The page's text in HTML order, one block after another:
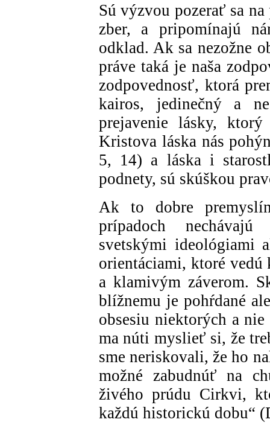
Sú výzvou pozerať sa
zber, a pripomínajú
odklad. Ak sa nezožne
práve taká je naša
zodpovednosť, ktorá
kairos, jedinečný a
prejavenie lásky,
Kristova láska nás
5, 14) a láska i
podnety, sú skúškou
Ak to dobre
prípadoch
svetskými ideológiami
orientáciami, ktoré vedú
a klamivým záverom.
blížnemu je pohŕdané
obsesiu niektorých a
ma núti myslieť si, že
sme neriskovali, že ho
možné zabudnúť na
živého prúdu Cirkvi,
každú historickú dobu“